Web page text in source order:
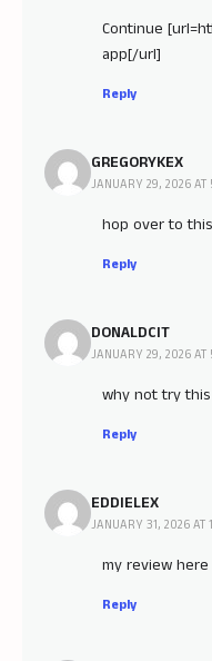
Continue
app[/url]
Reply
GREGORYKEX
JANUARY 29, 2026 AT
hop over to
Reply
DONALDCIT
JANUARY 29, 2026 AT
why not try
Reply
EDDIELEX
JANUARY 31, 2026 AT
my review here
Reply